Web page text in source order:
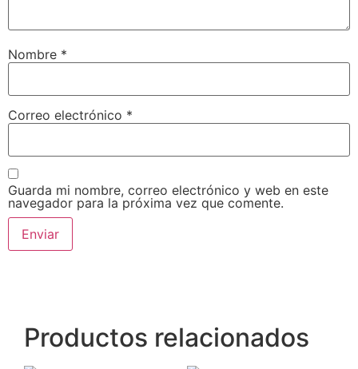
Nombre *
Correo electrónico *
Guarda mi nombre, correo electrónico y web en este
navegador para la próxima vez que comente.
Productos relacionados